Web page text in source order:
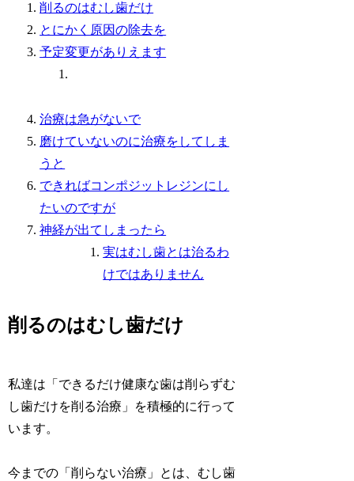
削るのはむし歯だけ
とにかく原因の除去を
予定変更がありえます
治療は急がないで
磨けていないのに治療をしてしま
うと
できればコンポジットレジンにし
たいのですが
神経が出てしまったら
実はむし歯とは治るわ
けではありません
削るのはむし歯だけ
私達は「できるだけ健康な歯は削らずむ
し歯だけを削る治療」を積極的に行って
います。
今までの「削らない治療」とは、むし歯